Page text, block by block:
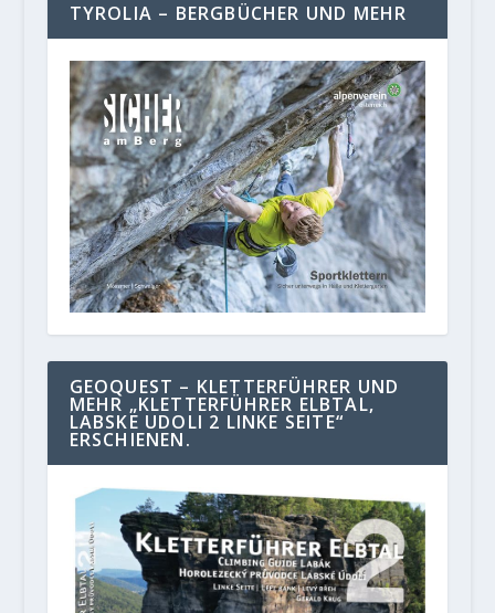
TYROLIA – BERGBÜCHER UND MEHR
GEOQUEST – KLETTERFÜHRER UND
MEHR „KLETTERFÜHRER ELBTAL,
LABSKE UDOLI 2 LINKE SEITE“
ERSCHIENEN.